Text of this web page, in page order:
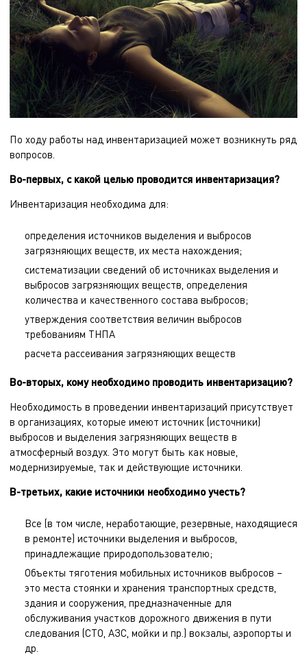
По ходу работы над инвентаризацией может возникнуть ряд
вопросов.
Во-первых, с какой целью проводится инвентаризация?
Инвентаризация необходима для:
определения источников выделения и выбросов
загрязняющих веществ, их места нахождения;
систематизации сведений об источниках выделения и
выбросов загрязняющих веществ, определения
количества и качественного состава выбросов;
утверждения соответствия величин выбросов
требованиям ТНПА
расчета рассеивания загрязняющих веществ
Во-вторых, кому необходимо проводить инвентаризацию?
Необходимость в проведении инвентаризаций присутствует
в организациях, которые имеют источник (источники)
выбросов и выделения загрязняющих веществ в
атмосферный воздух. Это могут быть как новые,
модернизируемые, так и действующие источники.
В-третьих, какие источники необходимо учесть?
Все (в том числе, неработающие, резервные, находящиеся
в ремонте) источники выделения и выбросов,
принадлежащие природопользователю;
Объекты тяготения мобильных источников выбросов –
это места стоянки и хранения транспортных средств,
здания и сооружения, предназначенные для
обслуживания участков дорожного движения в пути
следования (СТО, АЗС, мойки и пр.) вокзалы, аэропорты и
др.